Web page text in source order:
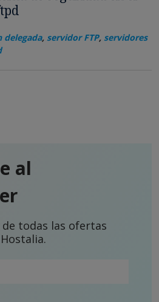
delegada, servidor FTP, servidores
al
todas las ofertas